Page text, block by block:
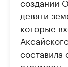
девяти
которые
составила